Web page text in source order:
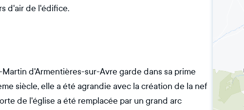
d'air de l'édifice.
d'Armentières-sur-Avre garde dans sa prime
siècle, elle a été agrandie avec la création de la nef
de l'église a été remplacée par un grand arc